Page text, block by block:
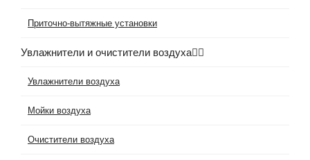
Приточно-вытяжные установки
Увлажнители и очистители воздуха
Увлажнители воздуха
Мойки воздуха
Очистители воздуха